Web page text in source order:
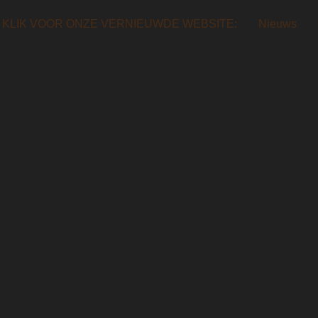
KLIK VOOR ONZE VERNIEUWDE WEBSITE: Nieuws